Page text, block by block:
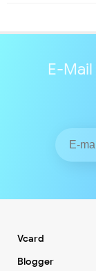
E-Mail
Vcard
Blogger